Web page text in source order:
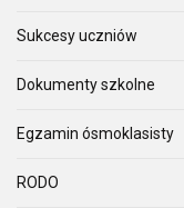
Sukcesy uczniów
Dokumenty szkolne
Egzamin ósmoklasisty
RODO